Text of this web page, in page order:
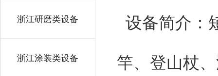
浙江研磨类设备
浙江涂装类设备
设备简介：
竿、登山杖